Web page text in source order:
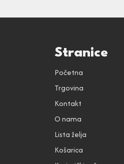
Stranice
Početna
Trgovina
Kontakt
O nama
Lista želja
Košarica